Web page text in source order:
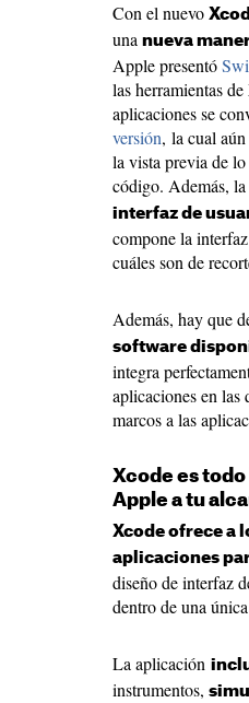
Con el nuevo
una nueva
Apple presentó
las herramientas
aplicaciones se
versión, la cual
la vista previa de
código. Además,
interfaz de
compone la
cuáles son de
Además, hay que
software
integra
aplicaciones en
marcos a las
Xcode es
Apple a tu
Xcode ofrece a
aplicaciones
diseño de interfaz
dentro de una
La aplicación
instrumentos,